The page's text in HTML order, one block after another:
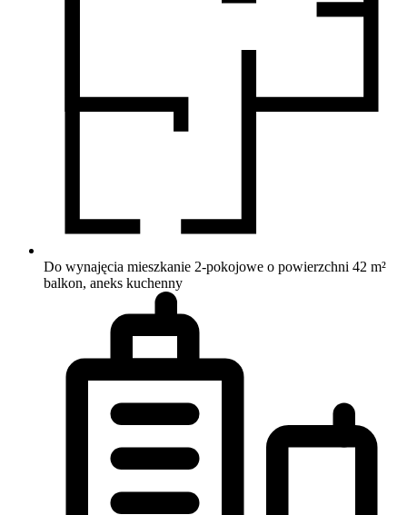
Do wynajęcia mieszkanie 2-pokojowe o powierzchni 42 m²
balkon, aneks kuchenny